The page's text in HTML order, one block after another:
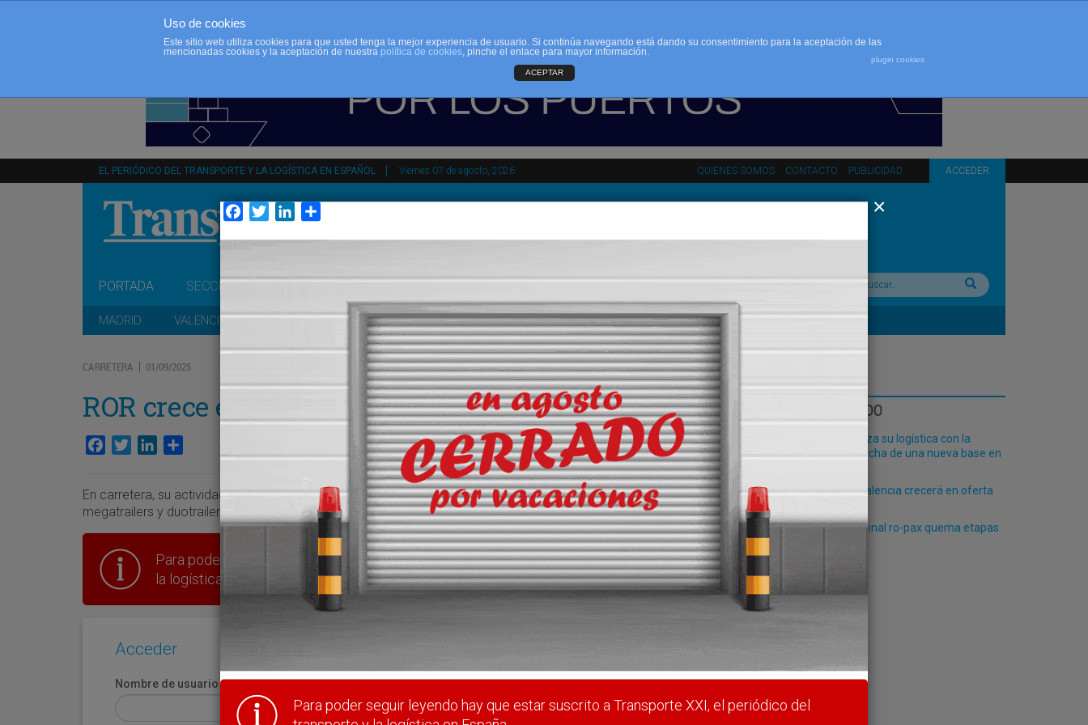
QUIENES SOMOS CONTACTO PUBLICIDAD ACCEDER
EL PERIÓDICO DEL TRANSPORTE Y LA LOGÍSTICA EN ESPAÑOL Viernes 07 de agosto, 2026
PORTADA SECCIONES Buscar:
MADRID VALENCIA CATALUÑA ANDALUCÍA PAÍS VASCO ESPAÑA INTERNACIONAL
CARRETERA 01/09/2025
ROR crece en capacidad logística
Facebook
TwitterLinkedIn
En carretera, su actividad principal, ha desarrollado servicios regulares de transporte dedicado, sobre todo con
megatrailers y duotrailers, para sectores como el retail o la alimentación.
Para poder seguir leyendo hay que estar suscrito a Transporte XXI, el periódico del transporte y
la logística en España.
Acceder
Nombre de usuario Nombre de usuario (elija un nombre)*
LO MÁS LEÍDO
Fribasa refuerza su logística con la
puesta en marcha de una nueva base en
El Puerto de Valencia crecerá en oferta
La futura terminal ro-pax quema etapas
Uso de cookies
Este sitio web utiliza cookies para que usted tenga la mejor experiencia de usuario. Si continúa navegando está dando su consentimiento para la aceptación de las
mencionadas cookies y la aceptación de nuestra política de cookies, pinche el enlace para mayor información.
plugin cookies
ACEPTAR
Facebook
TwitterLinkedIn
Para poder seguir leyendo hay que estar suscrito a Transporte XXI, el periódico del